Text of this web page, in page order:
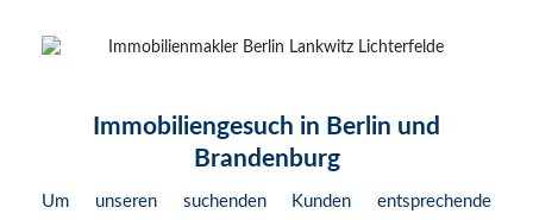
Immobiliengesuch in Berlin und
Brandenburg
Um unseren suchenden Kunden entsprechende